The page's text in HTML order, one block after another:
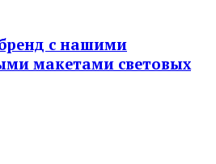
с нашими
макетами световых